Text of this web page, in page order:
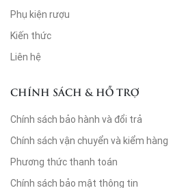
Phụ kiện rượu
Kiến thức
Liên hệ
CHÍNH SÁCH & HỖ TRỢ
Chính sách bảo hành và đổi trả
Chính sách vận chuyển và kiểm hàng
Phương thức thanh toán
Chính sách bảo mật thông tin